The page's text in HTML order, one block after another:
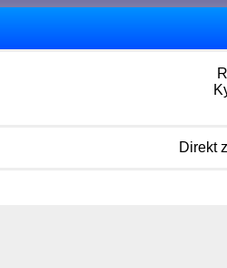
Direkt